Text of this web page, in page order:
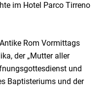
im Hotel Parco Tirreno
Rom Vormittags
der „Mutter aller
und
Baptisteriums und der